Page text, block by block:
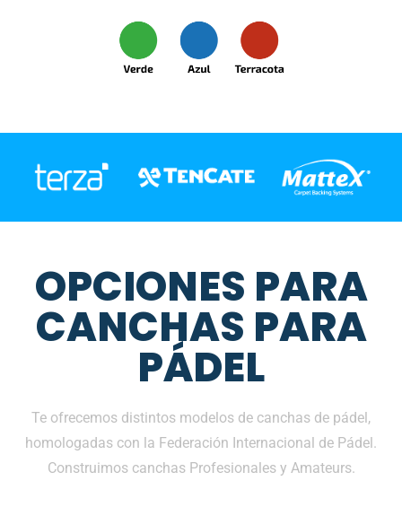
OPCIONES PARA
CANCHAS PARA
PÁDEL
Te ofrecemos distintos modelos de canchas de pádel,
homologadas con la Federación Internacional de Pádel.
Construimos canchas Profesionales y Amateurs.